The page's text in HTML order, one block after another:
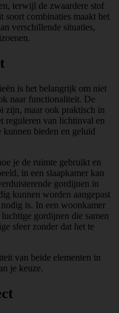
terwijl de zwaardere stof
combinaties maakt het
verschillende situaties,
is het belangrijk om niet
naar functionaliteit. De
zijn, maar ook praktisch in
reguleren van lichtinval en
bieden en geluid
je de ruimte gebruikt en
in een slaapkamer kan
gordijnen in
kunnen worden aangepast
is. In een woonkamer
gordijnen die samen
sfeer zonder dat het te
van beide elementen in
je keuze.